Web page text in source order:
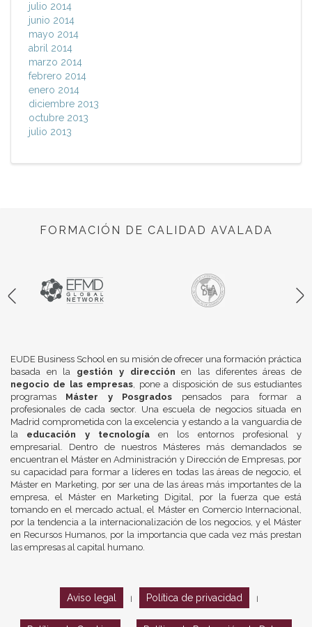
julio 2014
junio 2014
mayo 2014
abril 2014
marzo 2014
febrero 2014
enero 2014
diciembre 2013
octubre 2013
julio 2013
FORMACIÓN DE CALIDAD AVALADA
EUDE Business School en su misión de ofrecer una formación práctica
basada en la gestión y dirección en las diferentes áreas de
negocio de las empresas, pone a disposición de sus estudiantes
programas Máster y Posgrados pensados para formar a
profesionales de cada sector. Una escuela de negocios situada en
Madrid comprometida con la excelencia y estando a la vanguardia de
la educación y tecnologíaen los entornos profesional y
empresarial. Dentro de nuestros Másteres más demandados se
encuentran el Máster en Administración y Dirección de Empresas, por
su capacidad para formar a líderes en todas las áreas de negocio, el
Máster en Marketing, por ser una de las áreas más importantes de la
empresa, el Máster en Marketing Digital, por la fuerza que está
tomando en el mercado actual, el Máster en Comercio Internacional,
por la tendencia a la internacionalización de los negocios, y el Máster
en Recursos Humanos, por la importancia que cada vez más prestan
las empresas al capital humano.
Aviso legal Política de privacidad